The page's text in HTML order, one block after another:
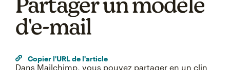
d'e-mail
Copier l'URL de l'article
Dans Mailchimp, vous pouvez partager en un clin